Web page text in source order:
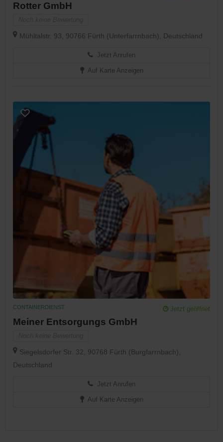
Rotter GmbH
Mühltalstr. 93, 90766 Fürth (Unterfarrnbach), Deutschland
Jetzt Anrufen
Auf Karte Anzeigen
CONTAINERDIENST Jetzt geöffnet
Meiner Entsorgungs GmbH
Siegelsdorfer Str. 32, 90768 Fürth (Burgfarrnbach),
Deutschland
Jetzt Anrufen
Auf Karte Anzeigen